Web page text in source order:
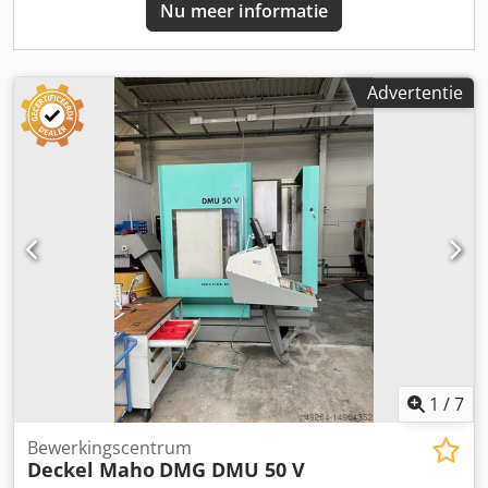
bewerkingsmogelijkheden, overweeg dan het verticale
bewerkingscentrum DMG MORI DMU 50 3e generatie dat
meer informatie. • Verplaatsingsbereik B-as: -35° / +110° •
C-asverplaatsing: ±360° • Tafeldiameter: 630 mm •
Afmetingen machine (L x B x H): ca. 7,0 x 5,75 x 2,76 m •
Transportafmetingen (L x B x H) – Machine: 3,765 x 3,565 x
2,755 m • Bedrijfsuren: 42.253 uur (onder spanning) /
21.241 uur (snijtijd spil) Extra uitrusting Codpozmf R Eofx
Aidsrf • Heidenhain TS 649 gereedschapstaster • Blum-
lasersysteem voor gereedschapsmeting • Klemmen •
Spaanband (transportafmetingen: 3,2 x 1,396 x 1,29 m) •
Intern koelsysteem/koeleenheid (transportafmetingen:
1,525 x 1,205 x 1,6 m) Technical Specification Taper Size SK
Nu meer informatie
Advertentie
1 /7
Bewerkingscentrum
Deckel Maho DMG DMU 50 V